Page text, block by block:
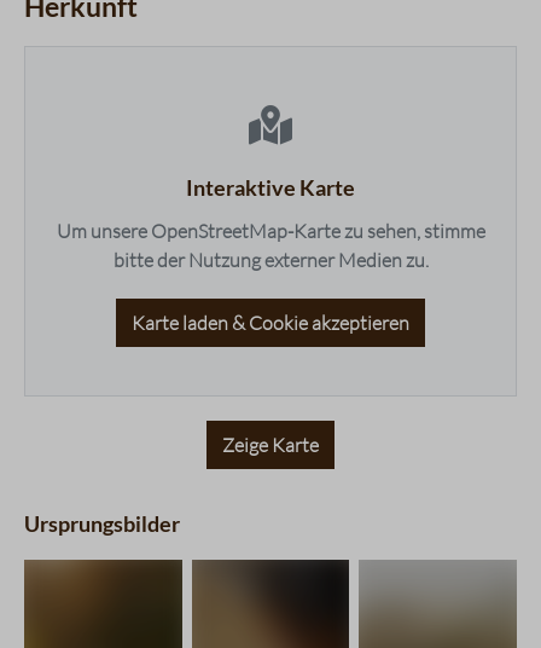
3 / 5Interaktive Karte
Um unsere OpenStreetMap-Karte zu sehen, stimme
bitte der Nutzung externer Medien zu.
Karte laden & Cookie akzeptieren
Zeige Karte
Ursprungsbilder